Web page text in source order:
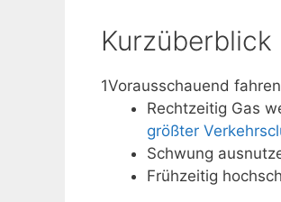
Kurzüberblick
1Vorausschauend fahren
Rechtzeitig Gas
größter
Schwung
Frühzeitig